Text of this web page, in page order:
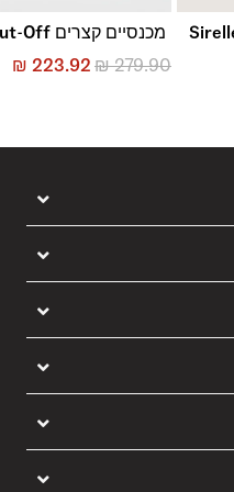
מכנסיים קצרים Sirelle Cut-Off
₪279.90
₪ 223.92